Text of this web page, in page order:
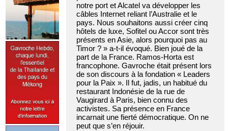
notre port et Alcatel va développer les
câbles Internet reliant l’Australie et le
pays. Nous souhaitons aussi créer cinq
hôtels de luxe, Sofitel ou Accor sont très
présents en Asie, alors pourquoi pas au
Timor ? » a-t-il évoqué. Bien joué de la
part de la France. Ramos-Horta est
francophone. Gavroche était présent lors
de son discours à la fondation « Leaders
pour la Paix ». Il fut, jadis, un habitué du
restaurant Indonésie de la rue de
Vaugirard à Paris, bien connu des
activistes. Sa présence en France
incarnait une fierté démocratique. On ne
peut que s’en réjouir.